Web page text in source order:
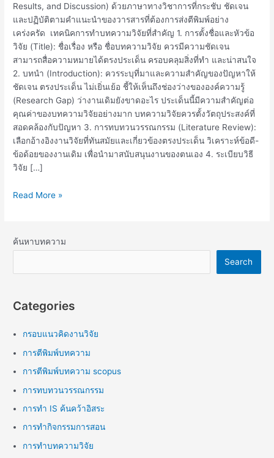
Results, and Discussion) ด้วยภาษาทางวิชาการที่กระชับ ชัดเจน
และปฏิบัติตามคำแนะนำของวารสารที่ต้องการส่งตีพิมพ์อย่าง
เคร่งครัด เทคนิคการทำบทความวิจัยที่สำคัญ 1. การตั้งชื่อและหัวข้อ
วิจัย (Title): ชื่อเรื่อง หรือ ชื่อบทความวิจัย ควรมีความชัดเจน
สามารถสื่อความหมายได้ตรงประเด็น ครอบคลุมสิ่งที่ทำ และน่าสนใจ
2. บทนำ (Introduction): ควรระบุที่มาและความสำคัญของปัญหาให้
ชัดเจน ตรงประเด็น ไม่เยิ่นเย้อ ชี้ให้เห็นถึงช่องว่างขององค์ความรู้
(Research Gap) ว่างานเดิมยังขาดอะไร ประเด็นนี้มีความสำคัญต่อ
คุณค่าของบทความวิจัยอย่างมาก บทความวิจัยควรตั้งวัตถุประสงค์ที่
สอดคล้องกับปัญหา 3. การทบทวนวรรณกรรม (Literature Review):
เลือกอ้างอิงงานวิจัยที่ทันสมัยและเกี่ยวข้องตรงประเด็น วิเคราะห์ข้อดี-
ข้อด้อยของงานเดิม เพื่อนำมาสนับสนุนงานของตนเอง 4. ระเบียบวิธี
วิจัย […]
Read More »
ค้นหาบทความ
Search
Categories
กรอบแนวคิดงานวิจัย
การตีพิมพ์บทความ
การตีพิมพ์บทความ scopus
การทบทวนวรรณกรรม
การทำ IS ค้นคว้าอิสระ
การทำกิจกรรมการสอน
การทำบทความวิจัย